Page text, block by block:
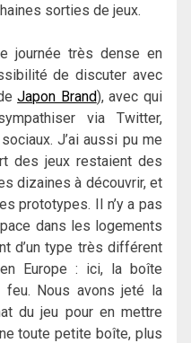
sorties de jeux.
journée très dense en
de discuter avec
Japon Brand), avec qui
via Twitter,
J’ai aussi pu me
des jeux restaient des
dizaines à découvrir, et
prototypes. Il n’y a pas
dans les logements
d’un type très différent
Europe : ici, la boîte
feu. Nous avons jeté la
du jeu pour en mettre
toute petite boîte, plus